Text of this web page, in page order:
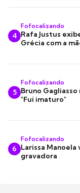
4
Fofocalizando
Rafa Justus
Grécia com a
5
Fofocalizando
Bruno
"Fui imaturo"
6
Fofocalizando
Larissa
gravadora